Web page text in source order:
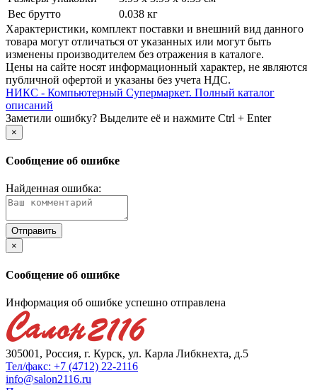
Вес брутто
0.038 кг
Xарактеристики, комплект поставки и внешний вид данного
товара могут отличаться от указанных или могут быть
изменены производителем без отражения в каталоге.
Цены на сайте носят информационный характер, не являются
публичной офертой и указаны без учета НДС.
НИКС - Компьютерный Cупермаркет. Полный каталог
описаний
Заметили ошибку? Выделите её и нажмите Ctrl + Enter
×
Сообщение об ошибке
Найденная ошибка:
×
Сообщение об ошибке
Информация об ошибке успешно отправлена
305001, Россия, г. Курск, ул. Карла Либкнехта, д.5
Тел/факс: +7 (4712) 22-2116
info@salon2116.ru